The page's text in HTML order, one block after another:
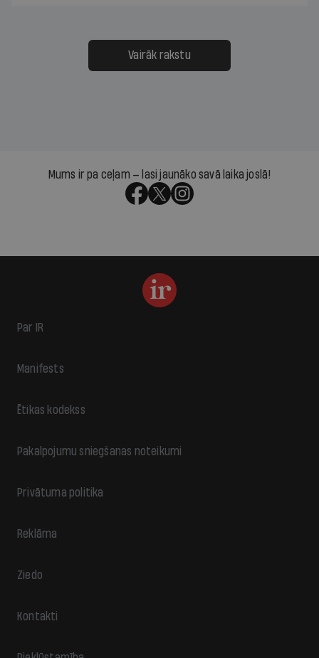
Vairāk rakstu
Mums ir pa ceļam — lasi jaunāko savā laika joslā!
Par IR
Manifests
Ētikas kodekss
Pakalpojumu sniegšanas noteikumi
Privātuma politika
Reklāma
Ziedo
Kontakti